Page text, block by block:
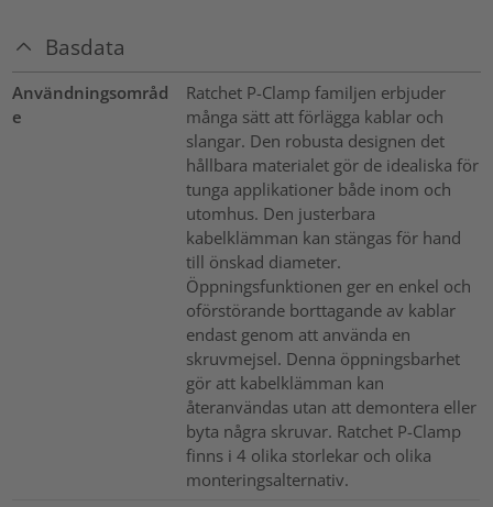
Basdata
Användningsområd
e
Ratchet P-Clamp familjen erbjuder
många sätt att förlägga kablar och
slangar. Den robusta designen det
hållbara materialet gör de idealiska för
tunga applikationer både inom och
utomhus. Den justerbara
kabelklämman kan stängas för hand
till önskad diameter.
Öppningsfunktionen ger en enkel och
oförstörande borttagande av kablar
endast genom att använda en
skruvmejsel. Denna öppningsbarhet
gör att kabelklämman kan
återanvändas utan att demontera eller
byta några skruvar. Ratchet P-Clamp
finns i 4 olika storlekar och olika
monteringsalternativ.